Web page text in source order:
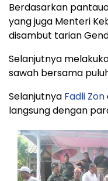
Berdasarkan
yang juga Menteri
disambut tarian
Selanjutnya
sawah bersama
Selanjutnya Fadli Zon
langsung dengan